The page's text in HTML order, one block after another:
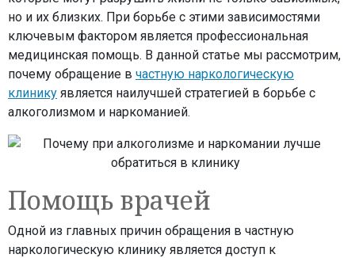
но и их близких. При борьбе с этими зависимостями
ключевым фактором является профессиональная
медицинская помощь. В данной статье мы рассмотрим,
почему обращение в частную наркологическую
клинику является наилучшей стратегией в борьбе с
алкоголизмом и наркоманией.
Помощь врачей
Одной из главных причин обращения в частную
наркологическую клинику является доступ к